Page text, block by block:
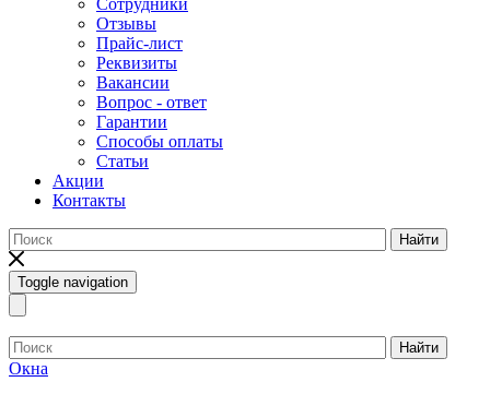
Отзывы
Прайс-лист
Реквизиты
Вакансии
Вопрос - ответ
Гарантии
Способы оплаты
Статьи
Акции
Контакты
Найти
Toggle navigation
Найти
Окна